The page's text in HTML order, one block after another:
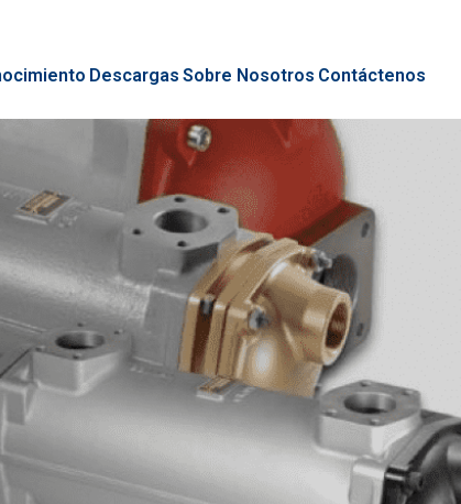
Descargas Sobre Nosotros Contáctenos